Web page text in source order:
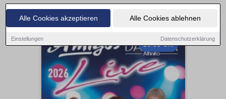
Alle Cookies akzeptieren Alle Cookies ablehnen
Einstellungen Datenschutzerklärung
16:00 Uhr